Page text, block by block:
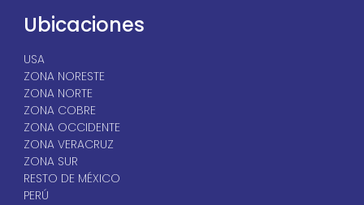
Ubicaciones
USA
ZONA NORESTE
ZONA NORTE
ZONA COBRE
ZONA OCCIDENTE
ZONA VERACRUZ
ZONA SUR
RESTO DE MÉXICO
PERÚ